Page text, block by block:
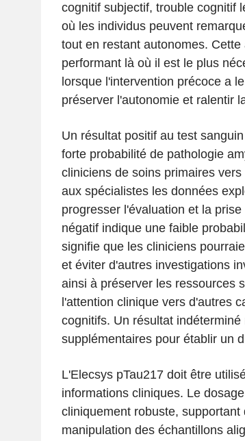
cognitif subjectif, trouble cognitif
où les individus peuvent
tout en restant autonomes.
performant là où il est le plus
lorsque l'intervention précoce a
préserver l'autonomie et ralentir
Un résultat positif au test
forte probabilité de pathologie
cliniciens de soins primaires
aux spécialistes les données
progresser l'évaluation et la
négatif indique une faible
signifie que les cliniciens
et éviter d'autres investigations
ainsi à préserver les ressources
l'attention clinique vers d'autres
cognitifs. Un résultat
supplémentaires pour établir un
L'Elecsys pTau217 doit être
informations cliniques. Le
cliniquement robuste,
manipulation des échantillons